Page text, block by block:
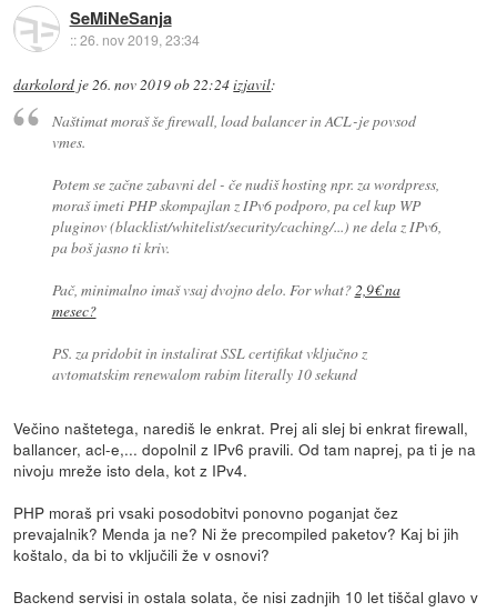
SeMiNeSanja
::26. nov 2019, 23:34
darkolord je26. nov 2019 ob 22:24izjavil:
Naštimat moraš še firewall, load balancer in ACL-je povsod
vmes.
Potem se začne zabavni del - če nudiš hosting npr. za wordpress,
moraš imeti PHP skompajlan z IPv6 podporo, pa cel kup WP
pluginov (blacklist/whitelist/security/caching/...) ne dela z IPv6,
pa boš jasno ti kriv.
Pač, minimalno imaš vsaj dvojno delo. For what?2,9€ na
mesec?
PS. za pridobit in instalirat SSL certifikat vključno z
avtomatskim renewalom rabim literally 10 sekund
Večino naštetega, narediš le enkrat. Prej ali slej bi enkrat firewall,
ballancer, acl-e,... dopolnil z IPv6 pravili. Od tam naprej, pa ti je na
nivoju mreže isto dela, kot z IPv4.
PHP moraš pri vsaki posodobitvi ponovno poganjat čez
prevajalnik? Menda ja ne? Ni že precompiled paketov? Kaj bi jih
koštalo, da bi to vključili že v osnovi?
Backend servisi in ostala solata, če nisi zadnjih 10 let tiščal glavo v